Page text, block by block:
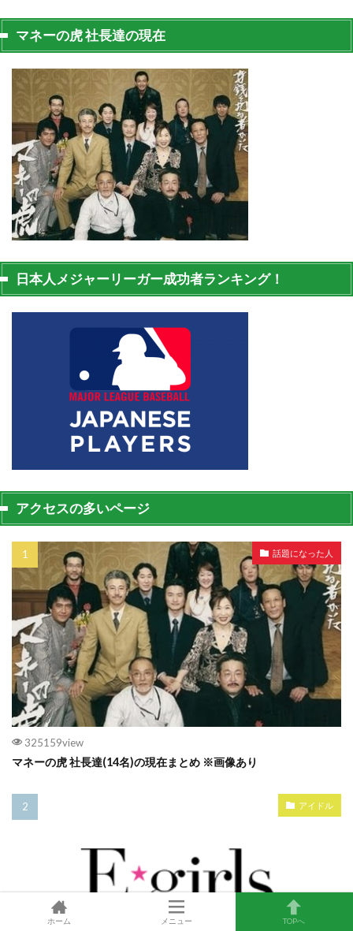
マネーの虎 社長達の現在
日本人メジャーリーガー成功者ランキング！
アクセスの多いページ
話題になった人
325159view
マネーの虎 社長達(14名)の現在まとめ ※画像あり
アイドル
ホーム メニュー TOPへ